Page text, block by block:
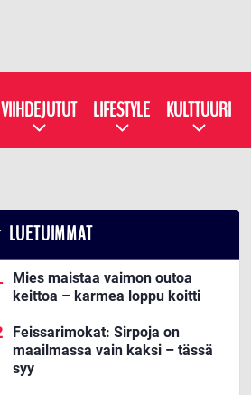
VIIHDEJUTUT LIFESTYLE KULTTUURI
LUETUIMMAT
Mies maistaa vaimon outoa
keittoa – karmea loppu koitti
Feissarimokat: Sirpoja on
maailmassa vain kaksi – tässä
syy